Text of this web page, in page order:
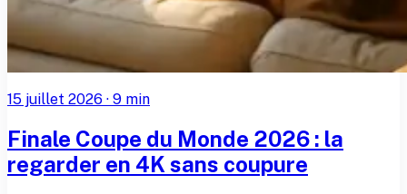
15 juillet 2026 · 9 min
Finale Coupe du Monde 2026 : la
regarder en 4K sans coupure